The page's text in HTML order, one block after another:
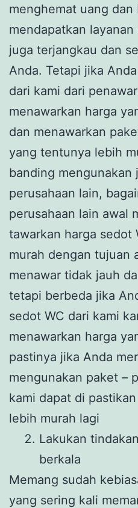
menghemat uang dan
mendapatkan
juga terjangkau dan
Anda. Tetapi jika
dari kami dari
menawarkan harga
dan menawarkan
yang tentunya lebih
banding mengunakan
perusahaan lain,
perusahaan lain awal
tawarkan harga sedot
murah dengan tujuan
menawar tidak jauh
tetapi berbeda jika
sedot WC dari kami
menawarkan harga
pastinya jika Anda
mengunakan paket –
kami dapat di
lebih murah lagi
Lakukan
berkala
Memang sudah
yang sering kali